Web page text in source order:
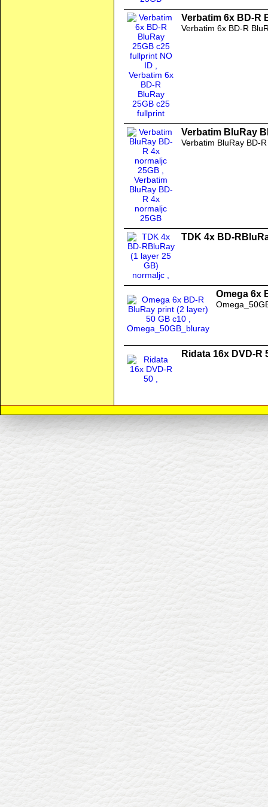
Verbatim 6x BD-R
Verbatim 6x BD-R
Verbatim BluRay
Verbatim BluRay BD-
TDK 4x BD-
Omega 6x
Ridata 16x DVD-R